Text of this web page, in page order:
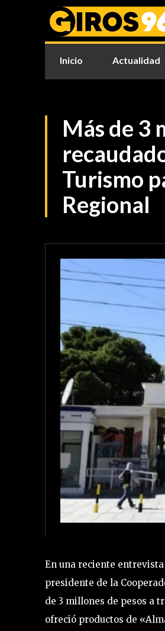
Inicio Actualidad
Más de 3
Turismo
Regional
En una reciente entrevista
presidente de la
de 3 millones de pesos a
ofreció productos de